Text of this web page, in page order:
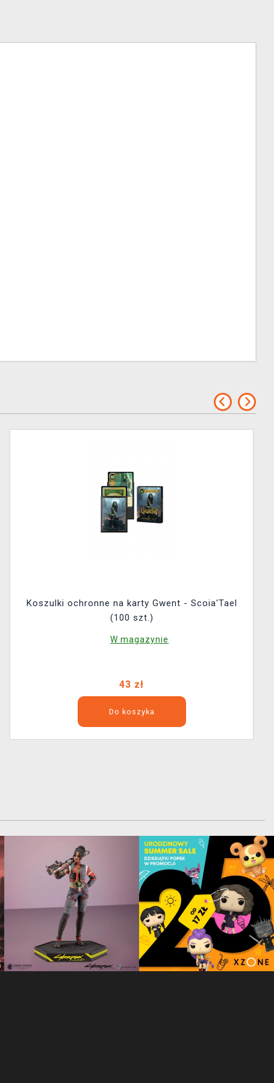
Koszulki ochronne na karty Gwent - Scoia'Tael
(100 szt.)
W magazynie
43 zł
Do koszyka